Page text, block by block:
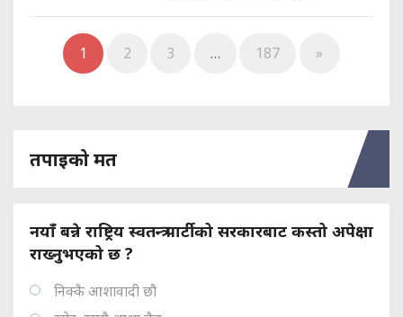
1 2 3 … 187 »
तपाइको मत
नयाँ बन्ने राष्ट्रिय स्वतन्त्र पार्टीको सरकारबाट कस्तो अपेक्षा
राख्नुभएको छ ?
निक्कै आशावादी छौ